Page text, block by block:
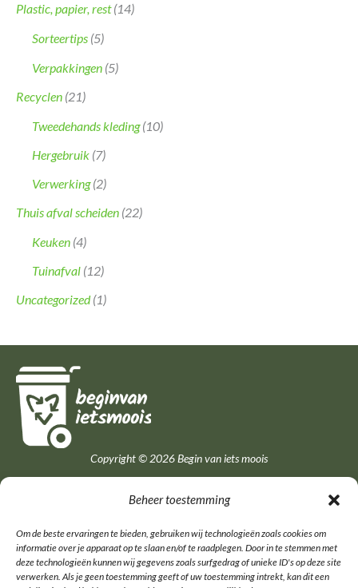
Beheer toestemming
Om de beste ervaringen te bieden, gebruiken wij technologieën zoals cookies om
informatie over je apparaat op te slaan en/of te raadplegen. Door in te stemmen met
deze technologieën kunnen wij gegevens zoals surfgedrag of unieke ID's op deze site
verwerken. Als je geen toestemming geeft of uw toestemming intrekt, kan dit een
Plastic, papier, rest(14)
Sorteertips (5)
Verpakkingen (5)
Recyclen (21)
Tweedehands kleding(10)
Hergebruik (7)
Verwerking(2)
Thuis afval scheiden (22)
Keuken (4)
Tuinafval (12)
Uncategorized(1)
Copyright © 2026 Begin van iets moois
Quick Links
Home
Tips en inspiratie
Over ons